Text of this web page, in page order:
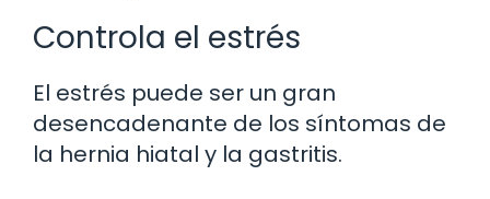
Controla el estrés
El estrés puede ser un gran
desencadenante de los síntomas de
la hernia hiatal y la gastritis.